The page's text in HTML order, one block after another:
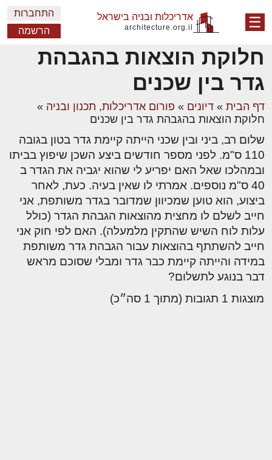
☰ אדריכלות ובניה בישראל
architecture.org.il
התחברות
הרשמה
חלוקת הוצאות בהגבהת
גדר בין שכנים
דף הבית » דיונים » פורום אדריכלות, תכנון ובניה »
חלוקת הוצאות בהגבהת גדר בין שכנים
שלום רב, ביני ובין שכני הייתה קיימת גדר בטון בגובה
110 ס"מ. לפני מספר חודשים ביצע השכן שיפוץ בביתו
ובמהלכו שאל האם יפריע לי שהוא יגביה את הגדר ב
40 ס"מ נוספים. אמרתי לו שאין בעיה. כעת, לאחר
ביצוע, הוא טוען שמכיוון שמדובר בגדר משותפת, אני
חייב לשלם לו מחצית מהוצאות הגבהת הגדר (כולל
עלות לוח השיש שהתקין מלמעלה). האם לפי חוק אני
חייב להשתתף בהוצאות עבור הגבהת גדר משותפת
במידה והייתה קיימת כבר גדר ומבלי שסוכם מראש
דבר בנוגע לתשלום?
מוצגות 1 תגובות (מתוך 1 סה״כ)